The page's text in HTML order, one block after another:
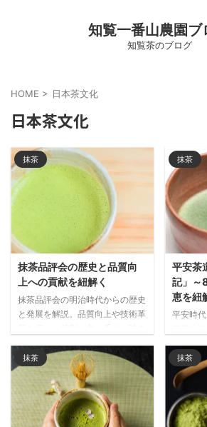
知覧一番山農園ブ
知覧茶のブログ
HOME > 日本茶文化
日本茶文化
抹茶
抹茶品評会の歴史と品質向
上への貢献を紐解く
抹茶品評会の明治時代からの歴史
と発展を解説。品質向上や技術革
ど主要産地との関係まで、日本茶
文化を支えた品評会制度の全貌を
紐解きます。
抹茶
平安茶
記」～
恵を紐
平安時
文化の
国から
抹茶の
「養生
ります。
抹茶 抹茶